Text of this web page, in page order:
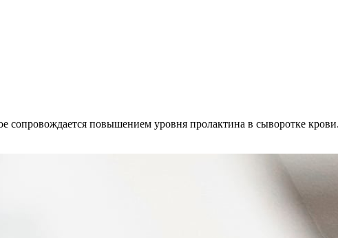
сопровождается повышением уровня пролактина в сыворотке